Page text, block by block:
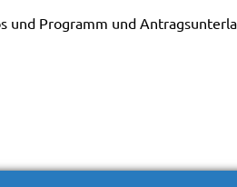
und Programm und